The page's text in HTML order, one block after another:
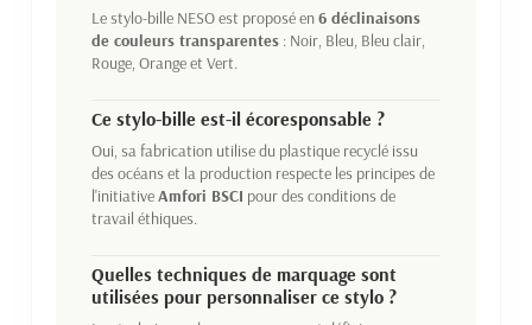
Le stylo-bille NESO est proposé en6 déclinaisons
de couleurs transparentes : Noir, Bleu, Bleu clair,
Rouge, Orange et Vert.
Ce stylo-bille est-il écoresponsable ?
Oui, sa fabrication utilise du plastique recyclé issu
des océans et la production respecte les principes de
l'initiativeAmfori BSCI pour des conditions de
travail éthiques.
Quelles techniques de marquage sont
utilisées pour personnaliser ce stylo ?